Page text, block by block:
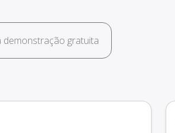
demonstração gratuita